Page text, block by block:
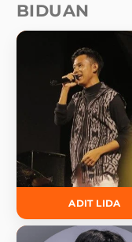
BIDUAN
ADIT LIDA